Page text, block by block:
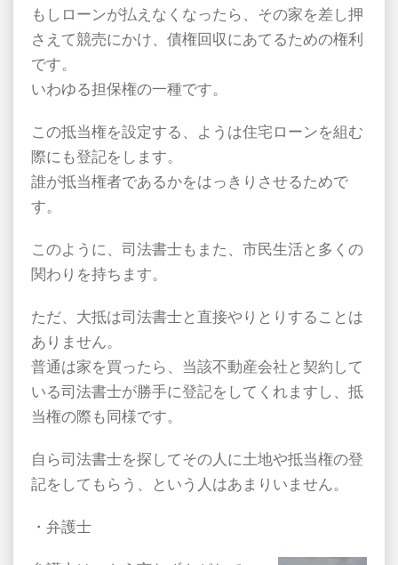
もしローンが払えなくなったら、その家を差し押
さえて競売にかけ、債権回収にあてるための権利
です。
いわゆる担保権の一種です。
この抵当権を設定する、ようは住宅ローンを組む
際にも登記をします。
誰が抵当権者であるかをはっきりさせるためで
す。
このように、司法書士もまた、市民生活と多くの
関わりを持ちます。
ただ、大抵は司法書士と直接やりとりすることは
ありません。
普通は家を買ったら、当該不動産会社と契約して
いる司法書士が勝手に登記をしてくれますし、抵
当権の際も同様です。
自ら司法書士を探してその人に土地や抵当権の登
記をしてもらう、という人はあまりいません。
・弁護士